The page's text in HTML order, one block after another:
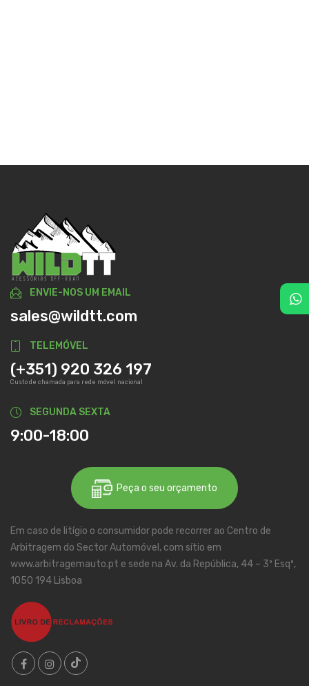
ENVIE-NOS UM EMAIL
sales@wildtt.com
TELEMÓVEL
(+351) 920 326 197
Custo de chamada para rede móvel nacional
SEGUNDA SEXTA
9:00-18:00
Peça o seu orçamento
Em caso de litígio o consumidor pode recorrer ao Centro de
Arbitragem do Sector Automóvel, com sítio em
www.arbitragemauto.pt e sede na Av. da República, 44 – 3º Esqº,
1050 194 Lisboa